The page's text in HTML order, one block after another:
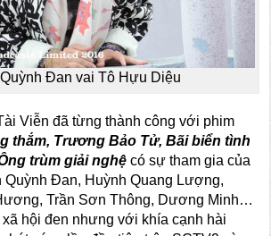
Đan vai Tô Hựu Diệu
Viễn đã từng thành công với phim
thắm, Trương Bảo Tử, Bãi biển tình
trùm giải nghệ có sự tham gia của
Quỳnh Đan, Huỳnh Quang Lượng,
Trần Sơn Thông, Dương Minh…
hội đen nhưng với khía cạnh hài